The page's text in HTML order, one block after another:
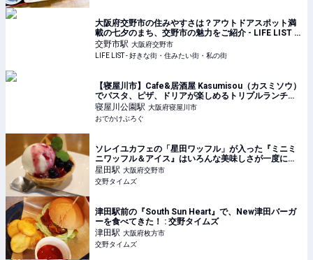
大阪府交野市の住みやすさは？アウトドアスポット満
載の七夕のまち、交野市の魅力をご紹介 - LIFE LIST -
好きな街・住みたい街・私の街
交野市駅 大阪府交野市
LIFE LIST - 好きな街・住みたい街・私の街
【寝屋川市】Cafe&居酒屋 Kasumisou（カスミソウ）
でパスタ、ピザ、ドリアが楽しめるトリプルランチが
コスパ抜群！
寝屋川公園駅 大阪府寝屋川市
おでかけぶろぐ
ソレイユカフェの「星田ワッフル」が入った『ミニミ
ニワッフル＆アイス』はいろんな美味しさが一度に味
わえる【交野のお店一品紹介】 : 交野タイムズ
星田駅 大阪府交野市
交野タイムズ
津田駅前の『South Sun Heart』で、New津田バーガ
ーを食べてきた！ : 交野タイムズ
津田駅 大阪府枚方市
交野タイムズ